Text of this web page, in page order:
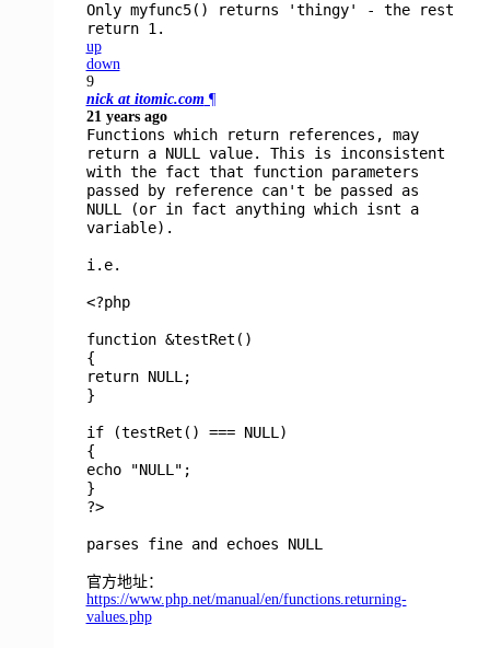
Only myfunc5() returns 'thingy' - the rest
return 1.
up
down
9
nick at itomic.com¶
21 years ago
Functions which return references, may
return a NULL value. This is inconsistent
with the fact that function parameters
passed by reference can't be passed as
NULL (or in fact anything which isnt a
variable).
i.e.
<?php
function &testRet ()
{
return NULL ;
}
if (testRet () === NULL )
{
echo
"NULL" ;
}
?>
parses fine and echoes NULL
官方地址：
https://www.php.net/manual/en/functions.returning-
values.php